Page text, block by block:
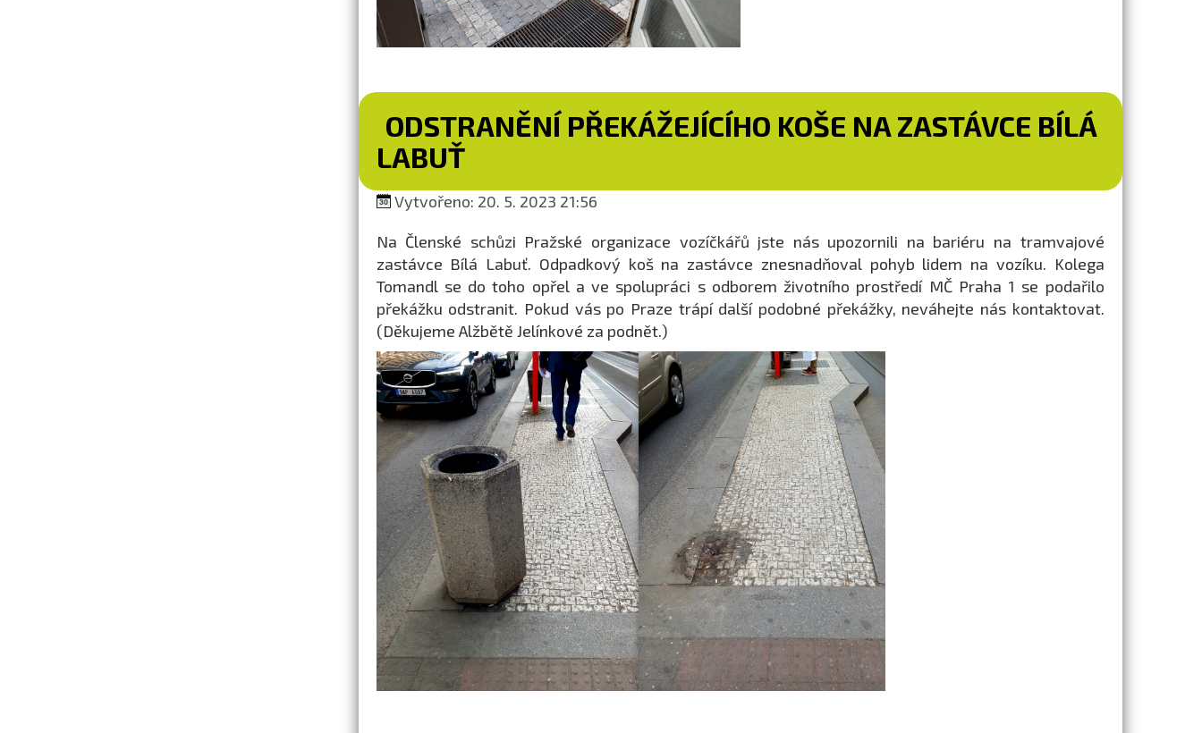
ODSTRANĚNÍ PŘEKÁŽEJÍCÍHO KOŠE NA ZASTÁVCE BÍLÁ
LABUŤ
Vytvořeno: 20. 5. 2023 21:56
Na Členské schůzi Pražské organizace vozíčkářů jste nás upozornili na bariéru na tramvajové
zastávce Bílá Labuť. Odpadkový koš na zastávce znesnadňoval pohyb lidem na vozíku. Kolega
Tomandl se do toho opřel a ve spolupráci s odborem životního prostředí MČ Praha 1 se podařilo
překážku odstranit. Pokud vás po Praze trápí další podobné překážky, neváhejte nás kontaktovat.
(Děkujeme Alžbětě Jelínkové za podnět.)